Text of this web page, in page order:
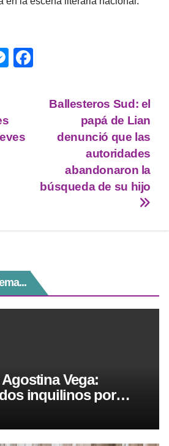
M
n
k
Ballesteros Sud: el
papá de Lian
denunció que las
autoridades
abandonaron la
búsqueda de su hijo
Vega:
inquilinos por